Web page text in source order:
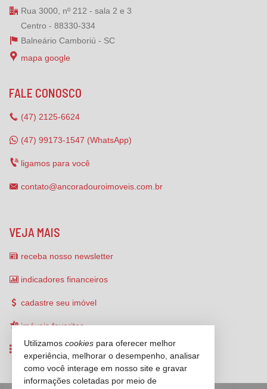
Rua 3000, nº 212 - sala 2 e 3
Centro - 88330-334
Balneário Camboriú - SC
mapa google
FALE CONOSCO
(47) 2125-6624
(47) 99173-1547 (WhatsApp)
ligamos para você
contato@ancoradouroimoveis.com.br
VEJA MAIS
receba nosso newsletter
indicadores financeiros
cadastre seu imóvel
imóveis favoritos
mapa de imóveis
Utilizamos cookies para oferecer melhor
experiência, melhorar o desempenho, analisar
como você interage em nosso site e gravar
informações coletadas por meio de